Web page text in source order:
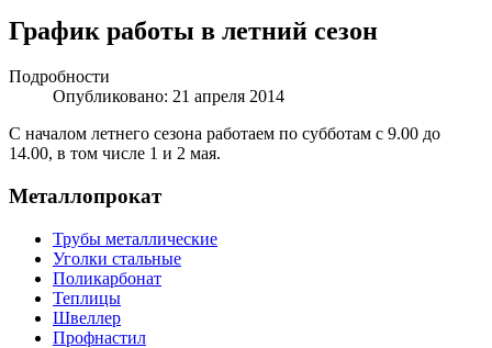
График работы в летний сезон
Подробности
Опубликовано: 21 апреля 2014
C началом летнего сезона работаем по субботам с 9.00 до
14.00, в том числе 1 и 2 мая.
Металлопрокат
Трубы металлические
Уголки стальные
Поликарбонат
Теплицы
Швеллер
Профнастил